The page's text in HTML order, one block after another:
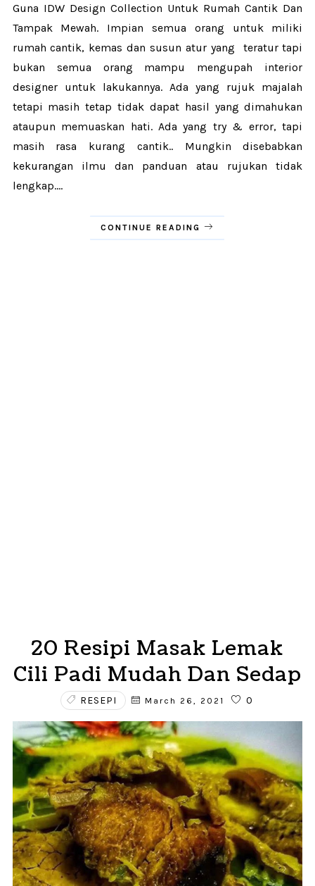
Guna IDW Design Collection Untuk Rumah Cantik Dan
Tampak Mewah. Impian semua orang untuk miliki
rumah cantik, kemas dan susun atur yang teratur tapi
bukan semua orang mampu mengupah interior
designer untuk lakukannya. Ada yang rujuk majalah
tetapi masih tetap tidak dapat hasil yang dimahukan
ataupun memuaskan hati. Ada yang try & error, tapi
masih rasa kurang cantik.. Mungkin disebabkan
kekurangan ilmu dan panduan atau rujukan tidak
lengkap....
CONTINUE READING
20 Resipi Masak Lemak
Cili Padi Mudah Dan Sedap
RESEPI March 26, 2021 0